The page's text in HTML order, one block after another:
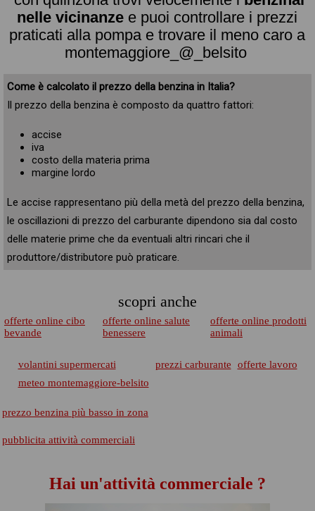
nelle vicinanze e puoi controllare i prezzi
praticati alla pompa e trovare il meno caro a
montemaggiore_@_belsito
Come è calcolato il prezzo della benzina in Italia?
Il prezzo della benzina è composto da quattro fattori:
accise
iva
costo della materia prima
margine lordo
Le accise rappresentano più della metà del prezzo della benzina,
le oscillazioni di prezzo del carburante dipendono sia dal costo
delle materie prime che da eventuali altri rincari che il
produttore/distributore può praticare.
scopri anche
offerte online cibo
bevande
offerte online salute
benessere
offerte online prodotti
animali
volantini supermercati prezzi carburante
offerte lavoro
meteo montemaggiore-belsito
prezzo benzina più basso in zona
pubblicita attività commerciali
Hai un'attività commerciale ?